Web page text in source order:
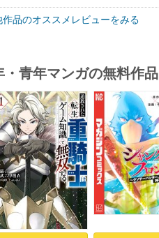
作品のオススメレビューをみる
・青年マンガの無料作品
s